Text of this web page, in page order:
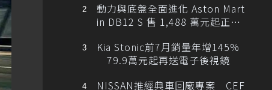
動力與底盤全面進化 Aston Mart
in DB12 S 售 1,488 萬元起正式
Kia Stonic前7月銷量年增145%
79.9萬元起再送電子後視鏡
NISSAN推經典車回廠專案 CEF